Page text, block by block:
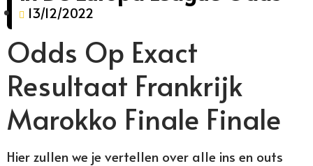
13/12/2022
Odds Op Exact
Resultaat Frankrijk
Marokko Finale Finale
Hier zullen we je vertellen over alle ins en outs